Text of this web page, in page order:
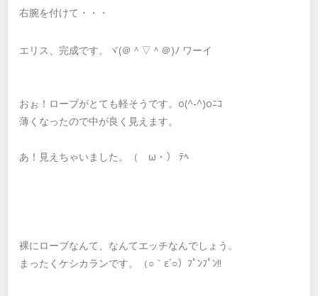
右腕を付けて・・・
エリス、完成です。ヾ(＠＾▽＾＠)ﾉ ワーイ
おぉ！ローブがとても軽そうです。o(^-^)oﾆｺ
薄くなったので中が良く見えます。
あ！見えちゃいました。（ゝω・） ﾃﾍ
裸にローブなんて、なんてエッチなんでしょう。
まったくケシカランです。（○｀ε´○）ﾌﾟﾝﾌﾟﾝ!!